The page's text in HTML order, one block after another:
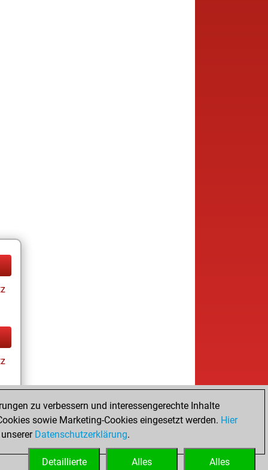
zu verbessern und interessengerechte Inhalte
sowie Marketing-Cookies eingesetzt werden. Hier
Datenschutzerklärung.
Alles
Alles
Detaillierte